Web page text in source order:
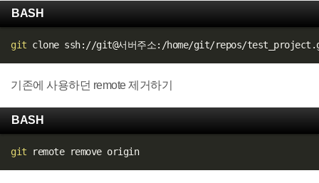
BASH
git
기존에 사용하던 remote 제거하기
BASH
git remote remove origin